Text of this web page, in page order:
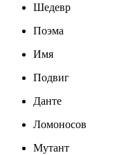
Шедевр
Поэма
Имя
Подвиг
Данте
Ломоносов
Мутант